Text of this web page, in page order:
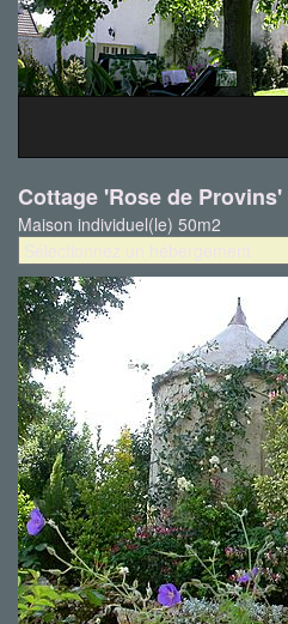
Cottage 'Rose de Provins'
Maison individuel(le) 50m2